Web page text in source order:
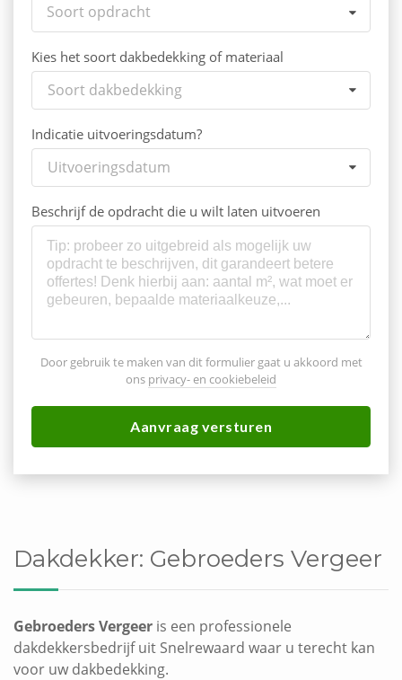
Soort opdracht
Kies het soort dakbedekking of materiaal
Soort dakbedekking
Indicatie uitvoeringsdatum?
Uitvoeringsdatum
Beschrijf de opdracht die u wilt laten uitvoeren
Door gebruik te maken van dit formulier gaat u akkoord met
ons privacy- en cookiebeleid
Aanvraag versturen
Dakdekker: Gebroeders Vergeer
Gebroeders Vergeer is een professionele
dakdekkersbedrijf uit Snelrewaard waar u terecht kan
voor uw dakbedekking.